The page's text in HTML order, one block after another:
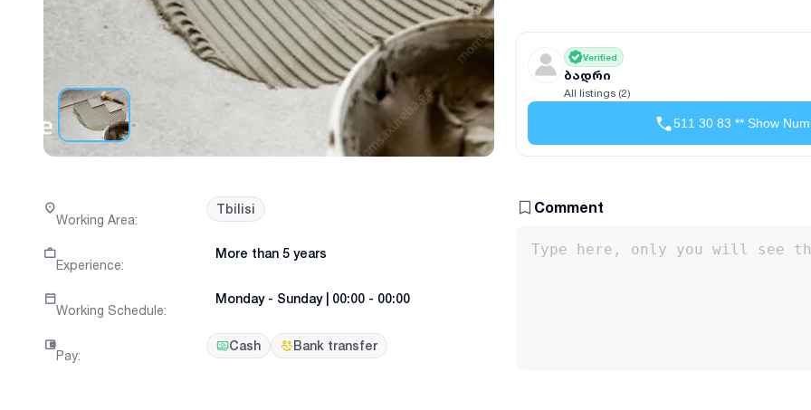
Verified
ბადრი
All listings (2)
511 30 83 ** Show
Working Area:
Tbilisi
Experience:
More than 5 years
Working Schedule:
Monday- Sunday| 00:00 - 00:00
Pay:
Cash Bank transfer
Comment